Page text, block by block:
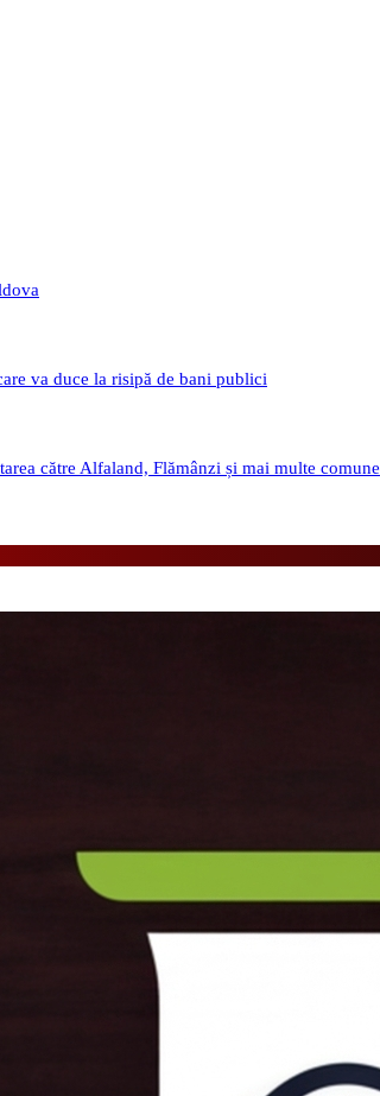
va duce la risipă de bani publici
către Alfaland, Flămânzi și mai multe comune